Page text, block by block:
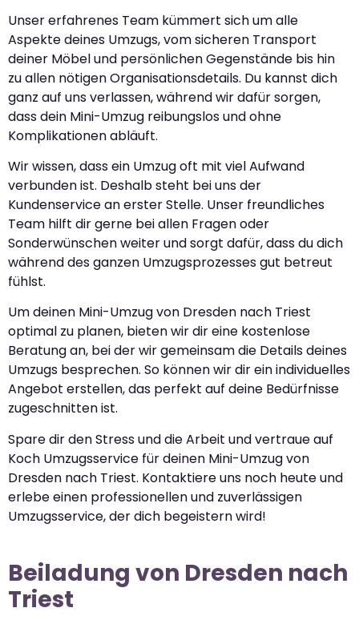
Unser erfahrenes Team kümmert sich um alle
Aspekte deines Umzugs, vom sicheren Transport
deiner Möbel und persönlichen Gegenstände bis hin
zu allen nötigen Organisationsdetails. Du kannst dich
ganz auf uns verlassen, während wir dafür sorgen,
dass dein Mini-Umzug reibungslos und ohne
Komplikationen abläuft.
Wir wissen, dass ein Umzug oft mit viel Aufwand
verbunden ist. Deshalb steht bei uns der
Kundenservice an erster Stelle. Unser freundliches
Team hilft dir gerne bei allen Fragen oder
Sonderwünschen weiter und sorgt dafür, dass du dich
während des ganzen Umzugsprozesses gut betreut
fühlst.
Um deinen Mini-Umzug von Dresden nach Triest
optimal zu planen, bieten wir dir eine kostenlose
Beratung an, bei der wir gemeinsam die Details deines
Umzugs besprechen. So können wir dir ein individuelles
Angebot erstellen, das perfekt auf deine Bedürfnisse
zugeschnitten ist.
Spare dir den Stress und die Arbeit und vertraue auf
Koch Umzugsservice für deinen Mini-Umzug von
Dresden nach Triest. Kontaktiere uns noch heute und
erlebe einen professionellen und zuverlässigen
Umzugsservice, der dich begeistern wird!
Beiladung von Dresden nach
Triest